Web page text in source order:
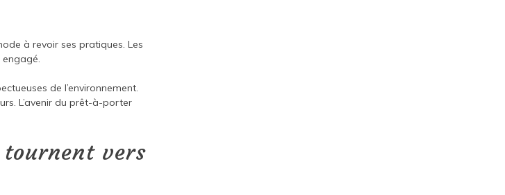
à revoir ses pratiques. Les
de l’environnement.
L’avenir du prêt-à-porter
vers